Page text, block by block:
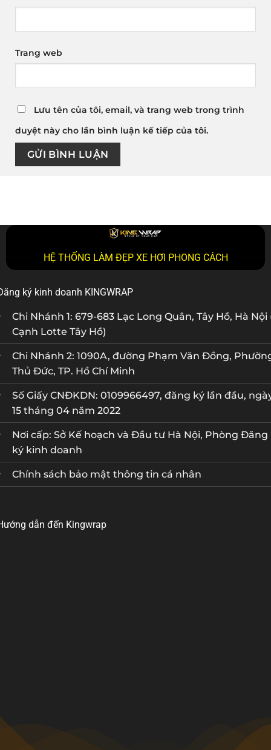
Trang web
Lưu tên của tôi, email, và trang web trong trình
duyệt này cho lần bình luận kế tiếp của tôi.
HỆ THỐNG LÀM ĐẸP XE HƠI PHONG CÁCH
ký kinh doanh KINGWRAP
Chi Nhánh 1: 679-683 Lạc Long Quân, Tây Hồ, Hà Nội
Cạnh Lotte Tây Hồ)
Chi Nhánh 2: 1090A, đường Phạm Văn Đồng,
Thủ Đức, TP. Hồ Chí Minh
Số Giấy CNĐKDN: 0109966497, đăng ký lần đầu,
15 tháng 04 năm 2022
Nơi cấp: Sở Kế hoạch và Đầu tư Hà Nội, Phòng Đăng
ký kinh doanh
Chính sách bảo mật thông tin cá nhân
dẫn đến Kingwrap